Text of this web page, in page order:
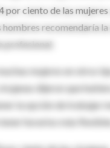
por ciento de las
hombres recomendaría
profesional.
mujeres en otros
dijeron que
la opción de trabajar
horarios más